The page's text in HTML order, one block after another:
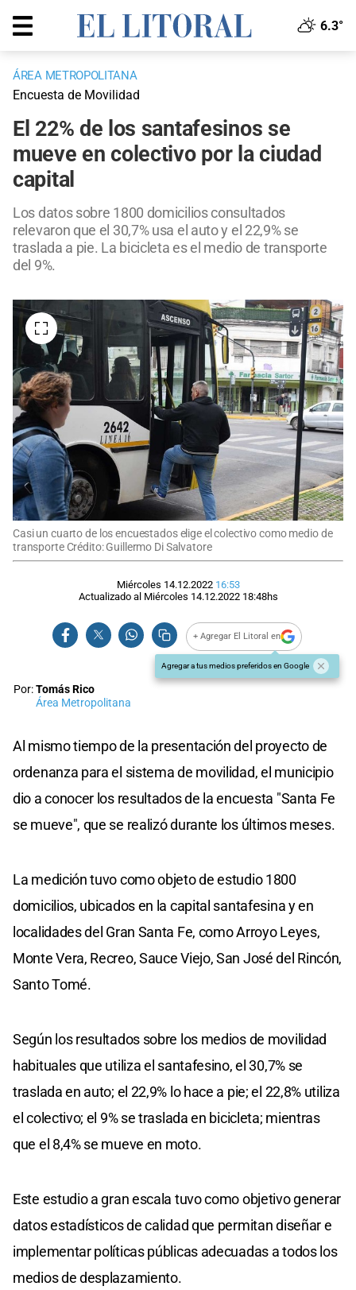
6.3°
ÁREA METROPOLITANA
Encuesta de Movilidad
El 22% de los santafesinos se
mueve en colectivo por la ciudad
capital
Los datos sobre 1800 domicilios consultados
relevaron que el 30,7% usa el auto y el 22,9% se
traslada a pie. La bicicleta es el medio de transporte
del 9%.
Casi un cuarto de los encuestados elige el colectivo como medio de
transporte Crédito: Guillermo Di Salvatore
Miércoles 14.12.2022 16:53
Actualizado al Miércoles 14.12.2022 18:48hs
+ Agregar El Litoral en
Agregar a tus medios preferidos en Google
Por:Tomás Rico
Área Metropolitana
Al mismo tiempo de la presentación del proyecto de
ordenanza para el sistema de movilidad, el municipio
dio a conocer los resultados de la encuesta "Santa Fe
se mueve", que se realizó durante los últimos meses.
La medición tuvo como objeto de estudio 1800
domicilios, ubicados en la capital santafesina y en
localidades del Gran Santa Fe, como Arroyo Leyes,
Monte Vera, Recreo, Sauce Viejo, San José del Rincón,
Santo Tomé.
Según los resultados sobre los medios de movilidad
habituales que utiliza el santafesino, el 30,7% se
traslada en auto; el 22,9% lo hace a pie; el 22,8% utiliza
el colectivo; el 9% se traslada en bicicleta; mientras
que el 8,4% se mueve en moto.
Este estudio a gran escala tuvo como objetivo generar
datos estadísticos de calidad que permitan diseñar e
implementar políticas públicas adecuadas a todos los
medios de desplazamiento.